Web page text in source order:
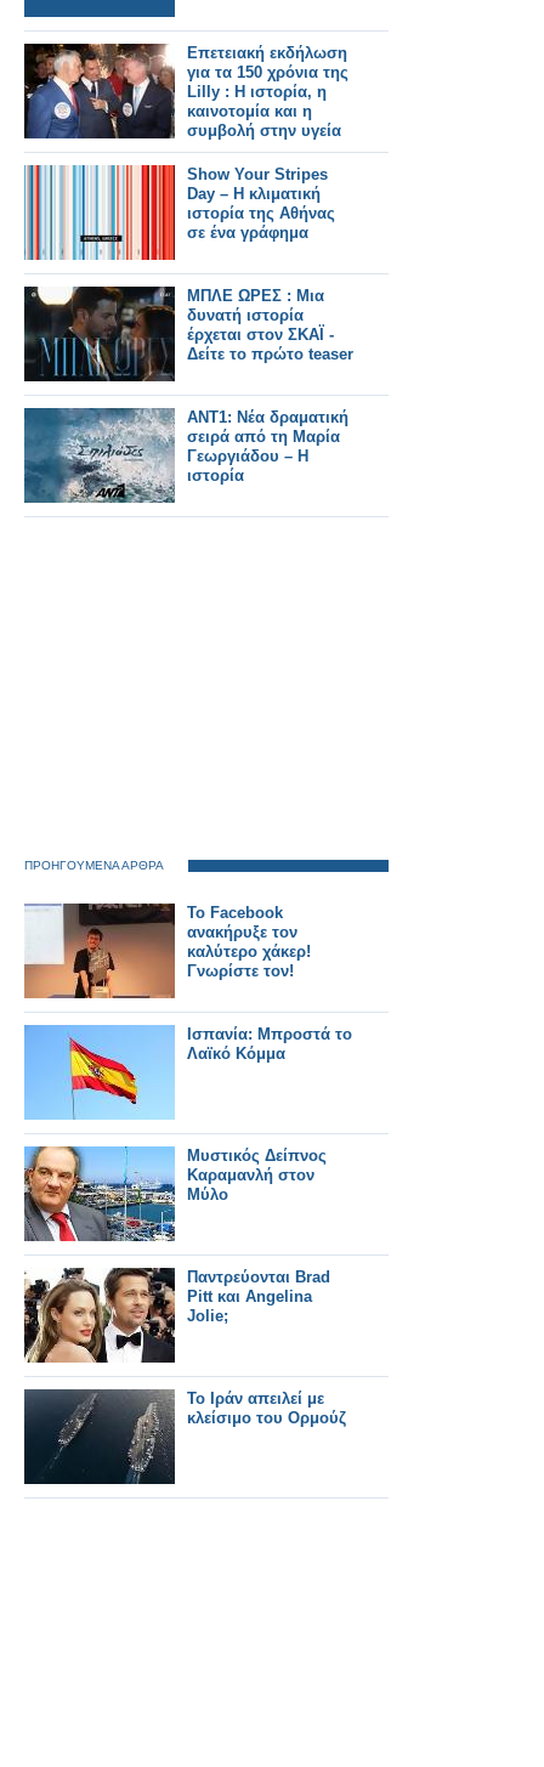
Επετειακή εκδήλωση
για τα 150 χρόνια της
Lilly : Η ιστορία, η
καινοτομία και η
συμβολή στην υγεία
Show Your Stripes
Day – Η κλιματική
ιστορία της Αθήνας
σε ένα γράφημα
ΜΠΛΕ ΩΡΕΣ : Μια
δυνατή ιστορία
έρχεται στον ΣΚΑΪ -
Δείτε το πρώτο teaser
ANT1: Νέα δραματική
σειρά από τη Μαρία
Γεωργιάδου – Η
ιστορία
ΠΡΟΗΓΟΥΜΕΝΑ ΑΡΘΡΑ
Το Facebook
ανακήρυξε τον
καλύτερο χάκερ!
Γνωρίστε τον!
Ισπανία: Μπροστά το
Λαϊκό Κόμμα
Μυστικός Δείπνος
Καραμανλή στον
Μύλο
Παντρεύονται Brad
Pitt και Angelina
Jolie;
Το Ιράν απειλεί με
κλείσιμο του Ορμούζ